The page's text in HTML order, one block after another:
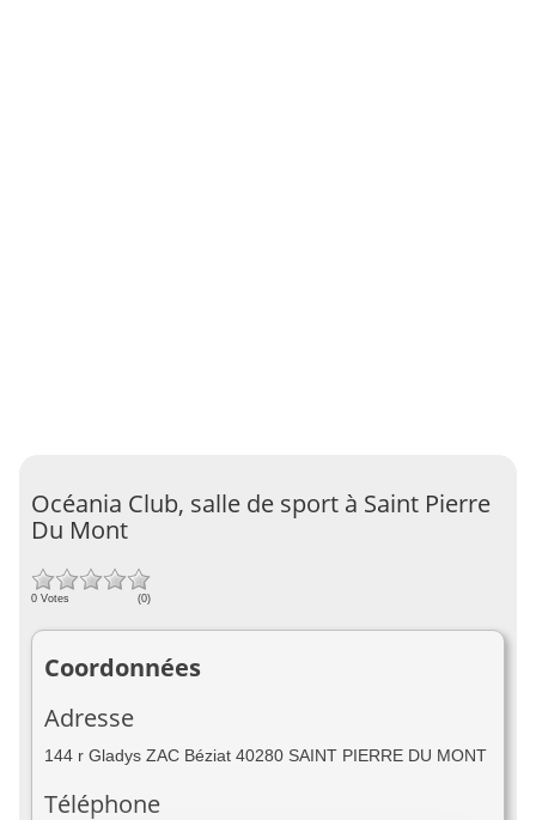
Océania Club, salle de sport à Saint Pierre
Du Mont
0 Votes (0)
Coordonnées
Adresse
144 r Gladys ZAC Béziat 40280 SAINT PIERRE DU MONT
Téléphone